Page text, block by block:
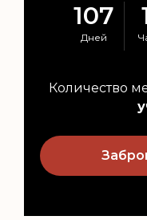
107
Дней
Количество